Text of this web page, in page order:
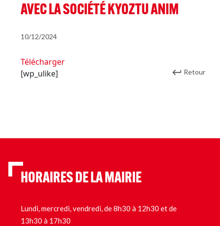
AVEC LA SOCIÉTÉ KYOZTU ANIM
10/12/2024
Télécharger
[wp_ulike]
Retour
HORAIRES DE LA MAIRIE
Lundi, mercredi, vendredi, de 8h30 à 12h30 et de
13h30 à 17h30